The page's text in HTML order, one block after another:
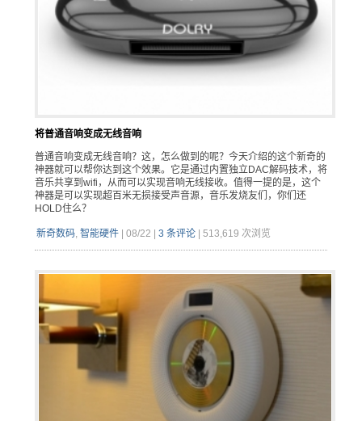
将普通音响变成无线音响
普通音响变成无线音响？这，怎么做到的呢？今天介绍的这个新奇的
神器就可以帮你达到这个效果。它是通过内置独立DAC解码技术，将
音乐共享到wifi，从而可以实现音响无线接收。值得一提的是，这个
神器是可以实现超百米无损接受声音源，音乐发烧友们，你们还
HOLD住么？
新奇数码, 智能硬件| 08/22 | 3 条评论| 513,619 次浏览